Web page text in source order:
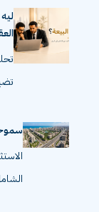
سموحة
الشامل 2026